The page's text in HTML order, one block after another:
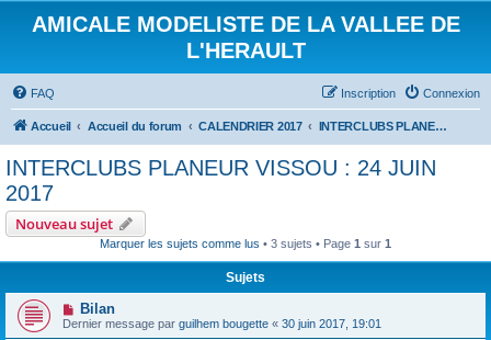
AMICALE MODELISTE DE LA VALLEE DE
L'HERAULT
FAQ Connexion
Inscription
Accueil Accueil du forum CALENDRIER 2017 INTERCLUBS PLANEUR VISSOU : 24 JUIN 2017
INTERCLUBS PLANEUR VISSOU : 24 JUIN
2017
Nouveau sujet
Marquer les sujets comme lus • 3 sujets • Page 1 sur 1
Sujets
Bilan
Dernier message par guilhem bougette « 30 juin 2017, 19:01